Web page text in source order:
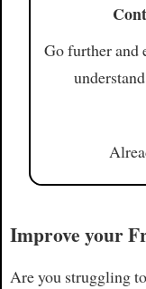
Go further
Improve your
Are you struggling to